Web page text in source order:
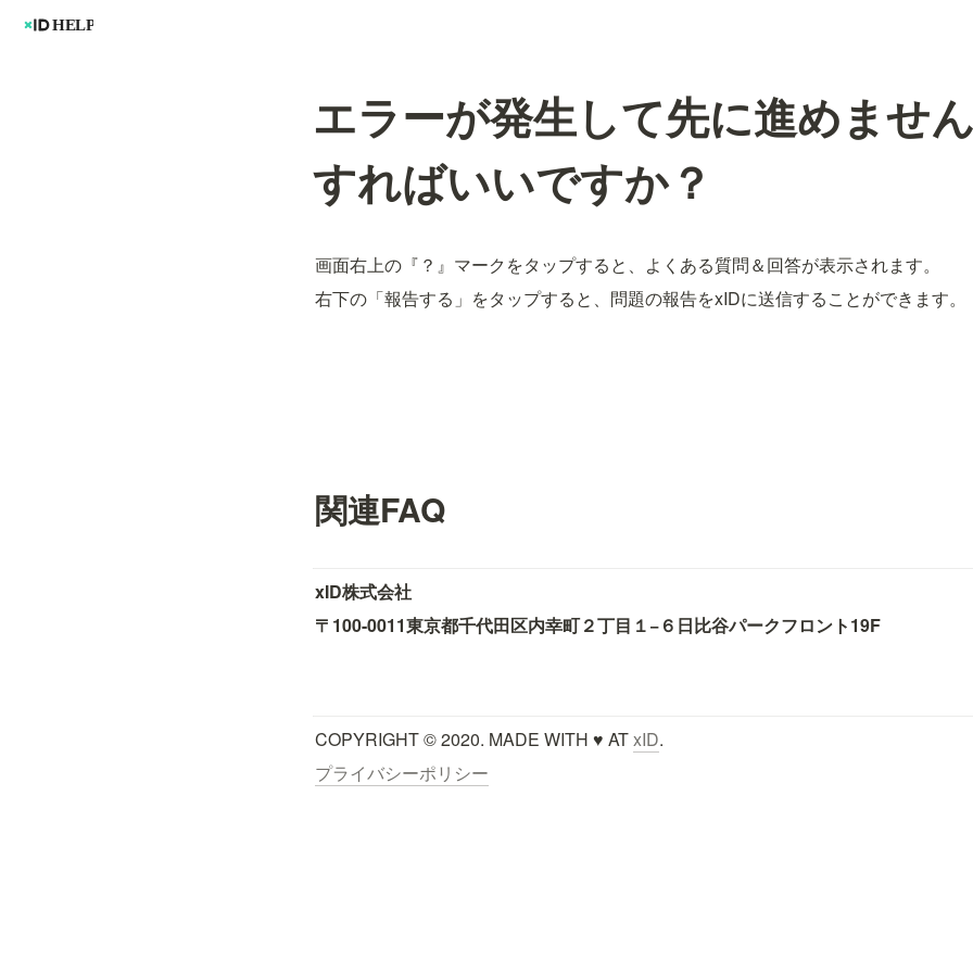
エラーが発生して先に進めませ
すればいいですか？
画面右上の『？』マークをタップすると、よくある質問＆回答が表示されます。
右下の「報告する」をタップすると、問題の報告をxIDに送信することができます。
関連FAQ
xID株式会社
〒100-0011東京都千代田区内幸町２丁目１−６ 日比谷パークフロント19F
COPYRIGHT © 2020. MADE WITH ♥ AT xID.
プライバシーポリシー